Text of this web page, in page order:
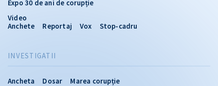
INVESTIGATII
Ancheta Dosar
Marea corupție
Expo 30 de ani de corupție
Video
Anchete
Reportaj Vox Stop-cadru